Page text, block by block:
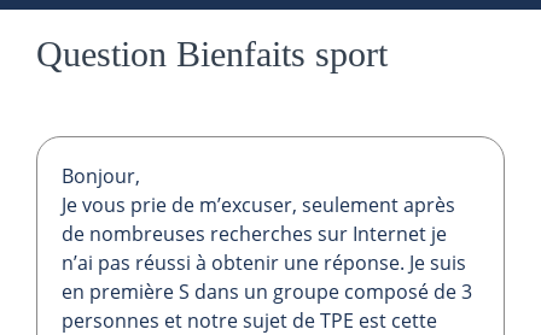
Question Bienfaits sport
Bonjour,
Je vous prie de m’excuser, seulement après
de nombreuses recherches sur Internet je
n’ai pas réussi à obtenir une réponse. Je suis
en première S dans un groupe composé de 3
personnes et notre sujet de TPE est cette